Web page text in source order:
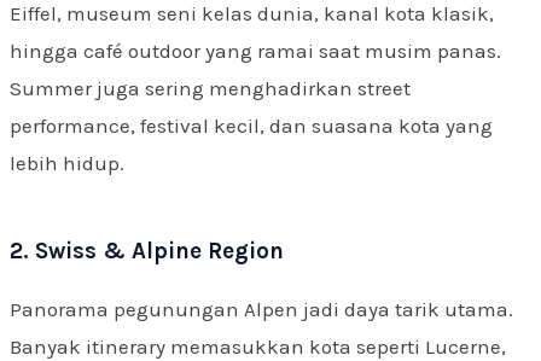
Eiffel, museum seni kelas dunia, kanal kota klasik,
hingga café outdoor yang ramai saat musim panas.
Summer juga sering menghadirkan street
performance, festival kecil, dan suasana kota yang
lebih hidup.
2. Swiss & Alpine Region
Panorama pegunungan Alpen jadi daya tarik utama.
Banyak itinerary memasukkan kota seperti Lucerne,